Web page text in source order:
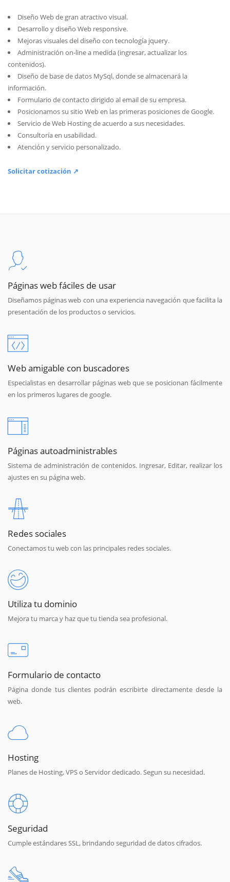
Diseño Web de gran atractivo visual.
Desarrollo y diseño Web responsive.
Mejoras visuales del diseño con tecnología jquery.
Administración on-line a medida (ingresar, actualizar los
contenidos).
Diseño de base de datos MySql, donde se almacenará la
información.
Formulario de contacto dirigido al email de su empresa.
Posicionamos su sitio Web en las primeras posiciones de Google.
Servicio de Web Hosting de acuerdo a sus necesidades.
Consultoría en usabilidad.
Atención y servicio personalizado.
Solicitar cotización ↗
Páginas web fáciles de usar
Diseñamos páginas web con una experiencia navegación que facilita la
presentación de los productos o servicios.
Web amigable con buscadores
Especialistas en desarrollar páginas web que se posicionan fácilmente
en los primeros lugares de google.
Páginas autoadministrables
Sistema de administración de contenidos. Ingresar, Editar, realizar los
ajustes en su página web.
Redes sociales
Conectamos tu web con las principales redes sociales.
Utiliza tu dominio
Mejora tu marca y haz que tu tienda sea profesional.
Formulario de contacto
Página donde tus clientes podrán escribirte directamente desde la
web.
Hosting
Planes de Hosting, VPS o Servidor dedicado. Segun su necesidad.
Seguridad
Cumple estándares SSL, brindando seguridad de datos cifrados.